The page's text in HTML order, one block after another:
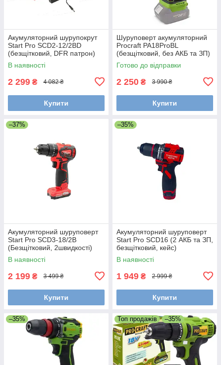
Акумуляторний шурупокрут
Start Pro SCD2-12/2BD
(безщітковий, DFR патрон)
В наявності
2 299 ₴ 4 082 ₴
Купити
Шуруповерт акумуляторний
Procraft PA18ProBL
(безщітковий, без АКБ та ЗП)
Готово до відправки
2 250 ₴ 3 990 ₴
Купити
–37%
Акумуляторний шуруповерт
Start Pro SCD3-18/2B
(Безщітковий, 2швидкості)
В наявності
2 199 ₴ 3 499 ₴
Купити
–35%
Акумуляторний шуруповерт
Start Pro SCD16 (2 АКБ та ЗП,
безщітковий, кейс)
В наявності
1 949 ₴ 2 999 ₴
Купити
–35% Топ продажів –35%